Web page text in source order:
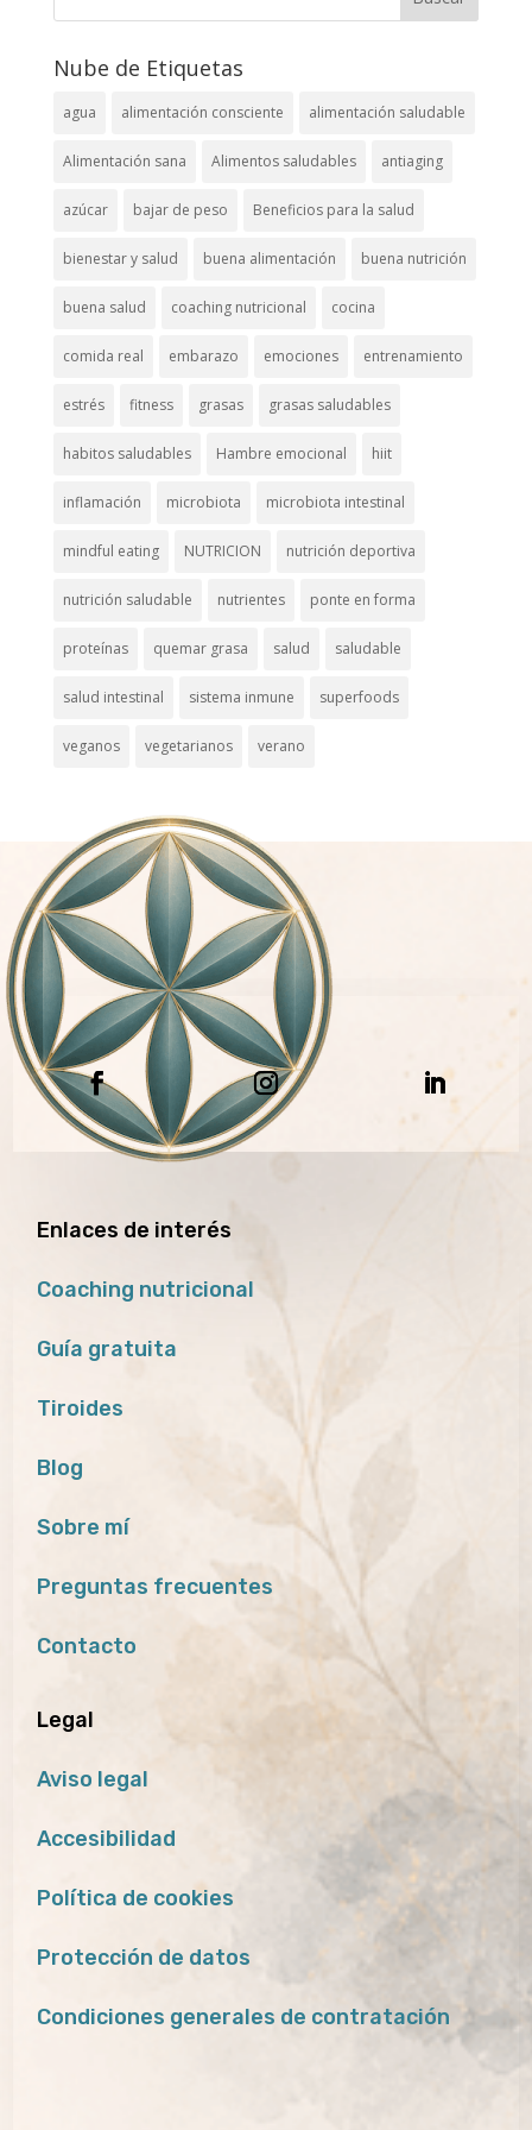
Nube de Etiquetas
agua alimentación consciente alimentación saludable
Alimentación sana Alimentos saludables antiaging
azúcar bajar de peso Beneficios para la salud
bienestar y salud buena alimentación buena nutrición
buena salud coaching nutricional cocina
comida real embarazo emociones entrenamiento
estrés fitness grasas grasas saludables
habitos saludables Hambre emocional hiit
inflamación microbiota microbiota intestinal
mindful eating NUTRICION nutrición deportiva
nutrición saludable nutrientes ponte en forma
proteínas quemar grasa salud saludable
salud intestinal sistema inmune superfoods
veganos vegetarianos verano
Enlaces de interés
Coaching nutricional
Guía gratuita
Tiroides
Blog
Sobre mí
Preguntas frecuentes
Contacto
Legal
Aviso legal
Accesibilidad
Política de cookies
Protección de datos
Condiciones generales de contratación